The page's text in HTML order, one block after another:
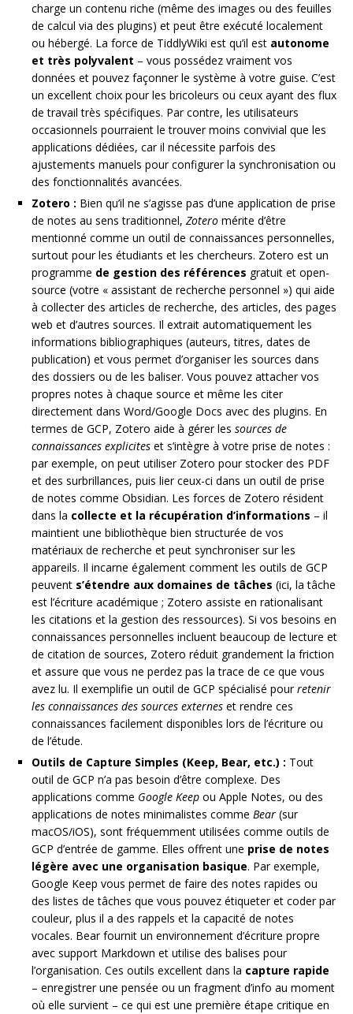
charge un contenu riche (même des images ou des feuilles
de calcul via des plugins) et peut être exécuté localement
ou hébergé. La force de TiddlyWiki est qu’il est autonome
et très polyvalent – vous possédez vraiment vos
données et pouvez façonner le système à votre guise. C’est
un excellent choix pour les bricoleurs ou ceux ayant des flux
de travail très spécifiques. Par contre, les utilisateurs
occasionnels pourraient le trouver moins convivial que les
applications dédiées, car il nécessite parfois des
ajustements manuels pour configurer la synchronisation ou
des fonctionnalités avancées.
Zotero : Bien qu’il ne s’agisse pas d’une application de prise
de notes au sens traditionnel, Zotero mérite d’être
mentionné comme un outil de connaissances personnelles,
surtout pour les étudiants et les chercheurs. Zotero est un
programme de gestion des références gratuit et open-
source (votre « assistant de recherche personnel ») qui aide
à collecter des articles de recherche, des articles, des pages
web et d’autres sources. Il extrait automatiquement les
informations bibliographiques (auteurs, titres, dates de
publication) et vous permet d’organiser les sources dans
des dossiers ou de les baliser. Vous pouvez attacher vos
propres notes à chaque source et même les citer
directement dans Word/Google Docs avec des plugins. En
termes de GCP, Zotero aide à gérer les sources de
connaissances explicites et s’intègre à votre prise de notes :
par exemple, on peut utiliser Zotero pour stocker des PDF
et des surbrillances, puis lier ceux-ci dans un outil de prise
de notes comme Obsidian. Les forces de Zotero résident
dans la collecte et la récupération d’informations – il
maintient une bibliothèque bien structurée de vos
matériaux de recherche et peut synchroniser sur les
appareils. Il incarne également comment les outils de GCP
peuvent s’étendre aux domaines de tâches (ici, la tâche
est l’écriture académique ; Zotero assiste en rationalisant
les citations et la gestion des ressources). Si vos besoins en
connaissances personnelles incluent beaucoup de lecture et
de citation de sources, Zotero réduit grandement la friction
et assure que vous ne perdez pas la trace de ce que vous
avez lu. Il exemplifie un outil de GCP spécialisé pourretenir
les connaissances des sources externes et rendre ces
connaissances facilement disponibles lors de l’écriture ou
de l’étude.
Outils de Capture Simples (Keep, Bear, etc.) : Tout
outil de GCP n’a pas besoin d’être complexe. Des
applications comme Google Keep ou Apple Notes, ou des
applications de notes minimalistes comme Bear (sur
macOS/iOS), sont fréquemment utilisées comme outils de
GCP d’entrée de gamme. Elles offrent une prise de notes
légère avec une organisation basique. Par exemple,
Google Keep vous permet de faire des notes rapides ou
des listes de tâches que vous pouvez étiqueter et coder par
couleur, plus il a des rappels et la capacité de notes
vocales. Bear fournit un environnement d’écriture propre
avec support Markdown et utilise des balises pour
l’organisation. Ces outils excellent dans la capture rapide
– enregistrer une pensée ou un fragment d’info au moment
où elle survient – ce qui est une première étape critique en